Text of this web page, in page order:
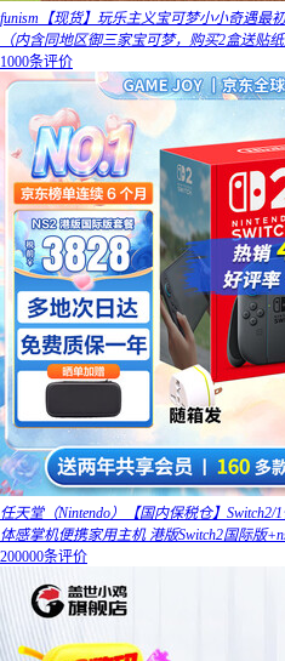
funism【现货】玩乐主义宝可梦小小奇遇最
（内含同地区御三家宝可梦，购买2盒送贴纸
1000条评价
任天堂（Nintendo）【国内保税仓】
体感掌机便携家用主机 港版Switch2国际版
200000条评价